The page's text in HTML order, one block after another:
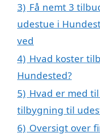
3) Få nemt 3
udestue i
ved
4) Hvad koster
Hundested?
5) Hvad er med
tilbygning til
6) Oversigt over